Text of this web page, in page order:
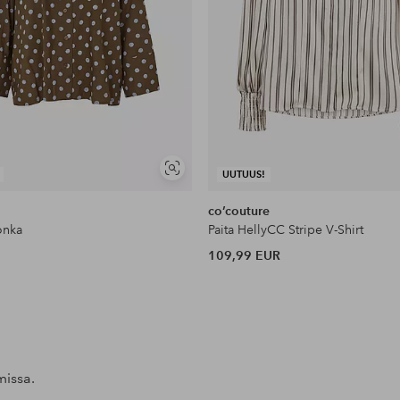
Näytä
UUTUUS!
co’couture
Paita HellyCC Stripe V-Shirt
109,99 EUR